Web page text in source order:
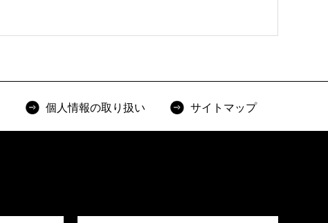
個人情報の取り扱い サイトマップ